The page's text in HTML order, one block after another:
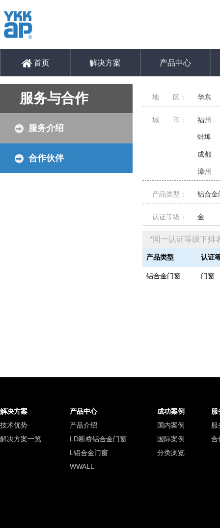
首页 解决方案 产品中心
服务与合作
服务介绍
合作伙伴
地 区： 华东
城 市： 福州
蚌埠
成都
漳州
产品类型： 铝合金
认证等级： 金
*同一认证等级下排
产品类型 认证
铝合金门窗 门窗
解决方案 产品中心 成功案例
服
技术优势
产品介绍 国内案例
服
解决方案一览
LD断桥铝合金门窗 国际案例
合
L铝合金门窗
分类浏览
WWALL